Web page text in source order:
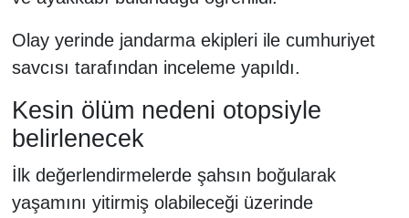
Olay yerinde jandarma ekipleri ile cumhuriyet
savcısı tarafından inceleme yapıldı.
Kesin ölüm nedeni otopsiyle
belirlenecek
İlk değerlendirmelerde şahsın boğularak
yaşamını yitirmiş olabileceği üzerinde